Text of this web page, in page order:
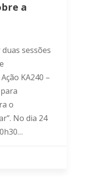
a
sessões
KA240 –
o
No dia 24